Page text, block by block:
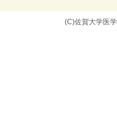
(C)佐賀大学医